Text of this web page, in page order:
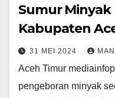
Sumur
Kabupaten
31 MEI 2024 MAN
Aceh Timur
pengeboran minyak